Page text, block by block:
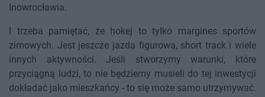
Inowrocławia.
I trzeba pamiętać, że hokej to tylko margines sportów
zimowych. Jest jeszcze jazda figurowa, short track i wiele
innych aktywności. Jeśli stworzymy warunki, które
przyciągną ludzi, to nie będziemy musieli do tej inwestycji
dokładać jako mieszkańcy - to się może samo utrzymywać.